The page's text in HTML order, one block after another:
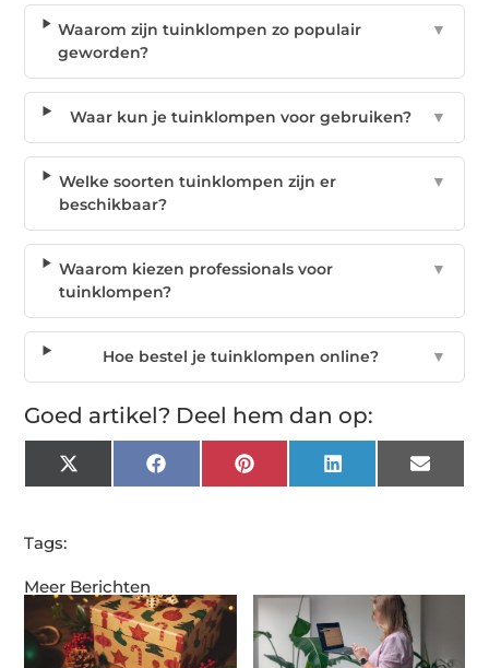
Meer Berichten
Waarom zijn tuinklompen zo populair
geworden?
▼
Waar kun je tuinklompen voor gebruiken? ▼
Welke soorten tuinklompen zijn er
beschikbaar?
▼
Waarom kiezen professionals voor
tuinklompen?
▼
Hoe bestel je tuinklompen online? ▼
Goed artikel? Deel hem dan op:
X
(Twitter)
Facebook Pinterest LinkedIn Email
Tags: